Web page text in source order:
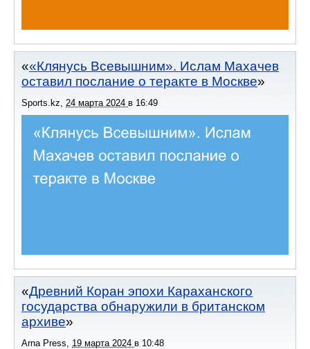
«Клянусь Всевышним». Ислам Махачев
оставил послание о теракте в Москве
Sports.kz, 24 марта 2024 в 16:49
Древний Коран эпохи Караханского
государства обнаружили в британском
архиве
Arna Press 19 марта 2024 в 10:48